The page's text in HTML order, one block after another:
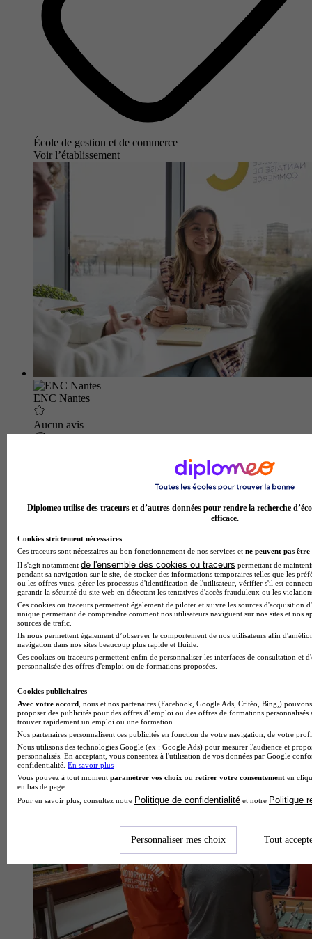
École de gestion et de commerce
Voir l’établissement
ENC Nantes
Aucun avis
École de gestion et de commerce
Voir l’établissement
Diplomeo utilise des traceurs et d’autres données pour rendre la recherche
efficace.
Cookies strictement nécessaires
Ces traceurs sont nécessaires au bon fonctionnement de nos services et ne peuvent pas être
Il s'agit notamment de l'ensemble des cookies ou traceurs permettant de
pendant sa navigation sur le site, de stocker des informations temporaires telles que les
ou les offres vues, gérer les processus d'identification de l'utilisateur, vérifier s'il est
garantir la sécurité du site web en détectant les tentatives d'accès frauduleux ou les
Ces cookies ou traceurs permettent également de piloter et suivre les sources d'acquisition
unique permettant de comprendre comment nos utilisateurs naviguent sur nos sites et nos
sources de trafic.
Ils nous permettent également d’observer le comportement de nos utilisateurs afin
navigation dans nos sites beaucoup plus rapide et fluide.
Ces cookies ou traceurs permettent enfin de personnaliser les interfaces de consultation et
personnalisée des offres d'emploi ou de formations proposées.
Cookies publicitaires
Avec votre accord , nous et nos partenaires (Facebook, Google Ads, Critéo, Bing,)
proposer des publicités pour des offres d’emploi ou des offres de formations
trouver rapidement un emploi ou une formation.
Nos partenaires personnalisent ces publicités en fonction de votre navigation, de votre
Nous utilisons des technologies Google (ex : Google Ads) pour mesurer l'audience et
personnalisés. En acceptant, vous consentez à l'utilisation de vos données par Google
confidentialité. En savoir plus
Vous pouvez à tout moment paramétrer vos choix ou retirer votre consentement en
en bas de page.
Pour en savoir plus, consultez notre Politique de confidentialité et notre Politique
Personnaliser mes choix Tout